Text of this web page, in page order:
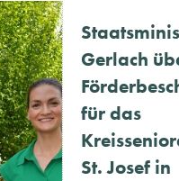
Gerlach
für das
St. Josef in